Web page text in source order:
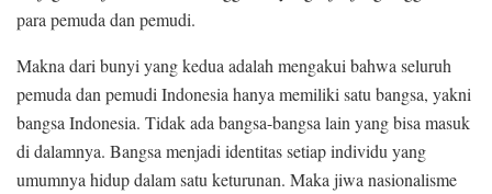
para pemuda dan pemudi.
Makna dari bunyi yang kedua adalah mengakui bahwa seluruh
pemuda dan pemudi Indonesia hanya memiliki satu bangsa, yakni
bangsa Indonesia. Tidak ada bangsa-bangsa lain yang bisa masuk
di dalamnya. Bangsa menjadi identitas setiap individu yang
umumnya hidup dalam satu keturunan. Maka jiwa nasionalisme